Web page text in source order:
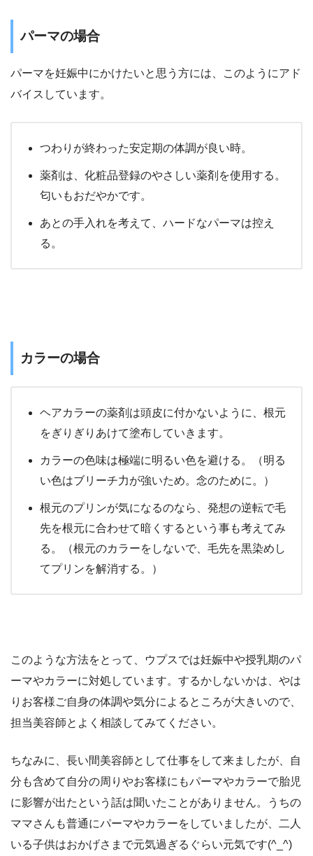
パーマの場合
パーマを妊娠中にかけたいと思う方には、このようにアド
バイスしています。
つわりが終わった安定期の体調が良い時。
薬剤は、化粧品登録のやさしい薬剤を使用する。
匂いもおだやかです。
あとの手入れを考えて、ハードなパーマは控え
る。
カラーの場合
ヘアカラーの薬剤は頭皮に付かないように、根元
をぎりぎりあけて塗布していきます。
カラーの色味は極端に明るい色を避ける。（明る
い色はブリーチ力が強いため。念のために。）
根元のプリンが気になるのなら、発想の逆転で毛
先を根元に合わせて暗くするという事も考えてみ
る。（根元のカラーをしないで、毛先を黒染めし
てプリンを解消する。）
このような方法をとって、ウプスでは妊娠中や授乳期のパ
ーマやカラーに対処しています。するかしないかは、やは
りお客様ご自身の体調や気分によるところが大きいので、
担当美容師とよく相談してみてください。
ちなみに、長い間美容師として仕事をして来ましたが、自
分も含めて自分の周りやお客様にもパーマやカラーで胎児
に影響が出たという話は聞いたことがありません。うちの
ママさんも普通にパーマやカラーをしていましたが、二人
いる子供はおかげさまで元気過ぎるぐらい元気です(^_^)